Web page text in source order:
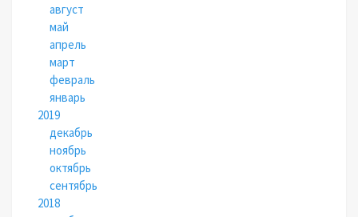
август
май
апрель
март
февраль
январь
2019
декабрь
ноябрь
октябрь
сентябрь
2018